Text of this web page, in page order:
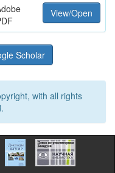
View/Open
Scholar
with all rights